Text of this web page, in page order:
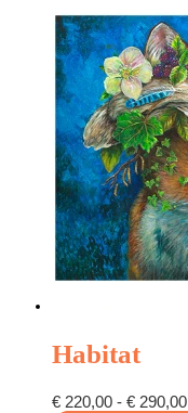
Habitat
€ 220,00 - € 290,00